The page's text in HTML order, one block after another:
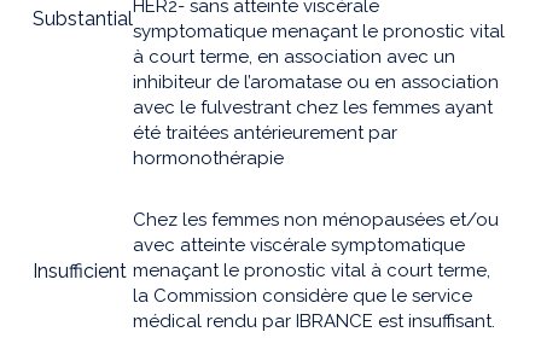
Substantial
HER2- sans atteinte viscérale
symptomatique menaçant le pronostic vital
à court terme, en association avec un
inhibiteur de l’aromatase ou en association
avec le fulvestrant chez les femmes ayant
été traitées antérieurement par
hormonothérapie
Insufficient
Chez les femmes non ménopausées et/ou
avec atteinte viscérale symptomatique
menaçant le pronostic vital à court terme,
la Commission considère que le service
médical rendu par IBRANCE est insuffisant.